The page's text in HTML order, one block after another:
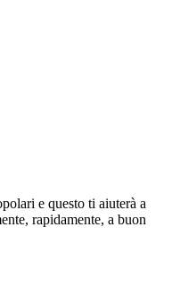
e questo ti aiuterà a
rapidamente, a buon